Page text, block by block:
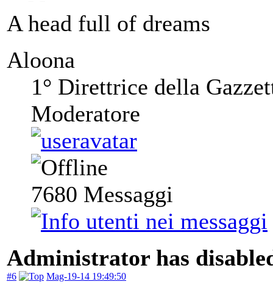
A head full of dreams
Aloona
1° Direttrice della
Moderatore
7680 Messaggi
Administrator has
#6 Mag-19-14 19:49:50